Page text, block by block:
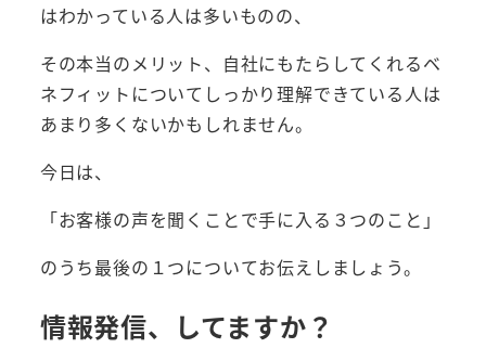
はわかっている人は多いものの、
その本当のメリット、自社にもたらしてくれるベ
ネフィットについてしっかり理解できている人は
あまり多くないかもしれません。
今日は、
「お客様の声を聞くことで手に入る３つのこと」
のうち最後の１つについてお伝えしましょう。
情報発信、してますか？